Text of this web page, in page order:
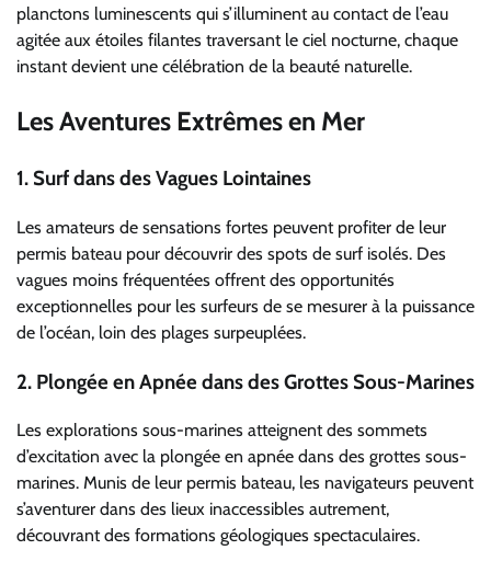
planctons luminescents qui s’illuminent au contact de l’eau
agitée aux étoiles filantes traversant le ciel nocturne, chaque
instant devient une célébration de la beauté naturelle.
Les Aventures Extrêmes en Mer
1. Surf dans des Vagues Lointaines
Les amateurs de sensations fortes peuvent profiter de leur
permis bateau pour découvrir des spots de surf isolés. Des
vagues moins fréquentées offrent des opportunités
exceptionnelles pour les surfeurs de se mesurer à la puissance
de l’océan, loin des plages surpeuplées.
2. Plongée en Apnée dans des Grottes Sous-Marines
Les explorations sous-marines atteignent des sommets
d’excitation avec la plongée en apnée dans des grottes sous-
marines. Munis de leur permis bateau, les navigateurs peuvent
s’aventurer dans des lieux inaccessibles autrement,
découvrant des formations géologiques spectaculaires.